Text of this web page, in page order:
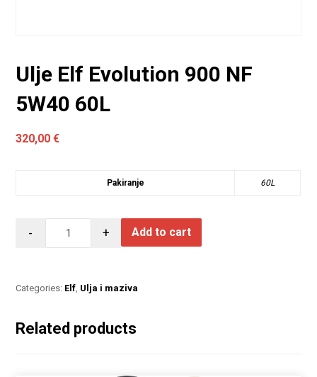
Ulje Elf Evolution 900 NF
5W40 60L
320,00€
Pakiranje 60L
- + Add to cart
Categories: Elf Ulja i maziva
Related products